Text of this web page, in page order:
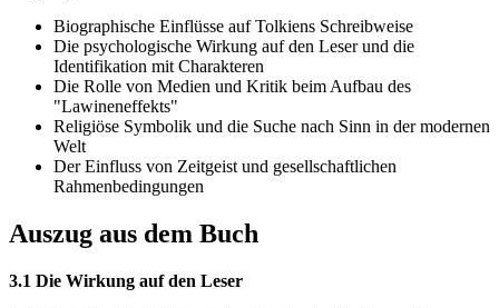
Biographische Einflüsse auf Tolkiens Schreibweise
Die psychologische Wirkung auf den Leser und die
Identifikation mit Charakteren
Die Rolle von Medien und Kritik beim Aufbau des
"Lawineneffekts"
Religiöse Symbolik und die Suche nach Sinn in der modernen
Welt
Der Einfluss von Zeitgeist und gesellschaftlichen
Rahmenbedingungen
Auszug aus dem Buch
3.1 Die Wirkung auf den Leser